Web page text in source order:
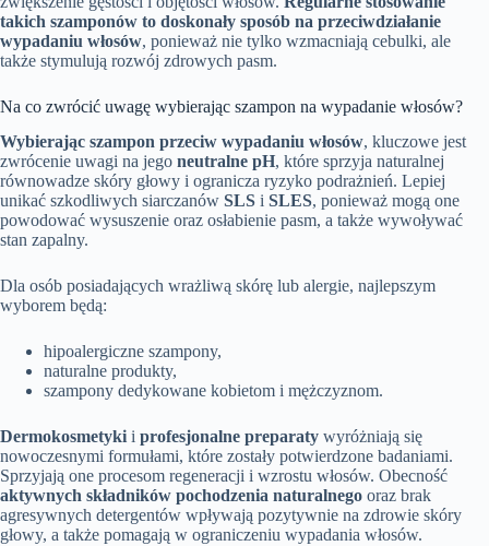
takich szamponów to doskonały sposób na przeciwdziałanie
wypadaniu włosów, ponieważ nie tylko wzmacniają cebulki, ale
także stymulują rozwój zdrowych pasm.
Na co zwrócić uwagę wybierając szampon na wypadanie włosów?
Wybierając szampon przeciw wypadaniu włosów, kluczowe jest
zwrócenie uwagi na jego neutralne pH, które sprzyja naturalnej
równowadze skóry głowy i ogranicza ryzyko podrażnień. Lepiej
unikać szkodliwych siarczanów SLS i SLES, ponieważ mogą one
powodować wysuszenie oraz osłabienie pasm, a także wywoływać
stan zapalny.
Dla osób posiadających wrażliwą skórę lub alergie, najlepszym
wyborem będą:
hipoalergiczne szampony,
naturalne produkty,
szampony dedykowane kobietom i mężczyznom.
Dermokosmetyki i profesjonalne preparaty wyróżniają się
nowoczesnymi formułami, które zostały potwierdzone badaniami.
Sprzyjają one procesom regeneracji i wzrostu włosów. Obecność
aktywnych składników pochodzenia naturalnego oraz brak
agresywnych detergentów wpływają pozytywnie na zdrowie skóry
głowy, a także pomagają w ograniczeniu wypadania włosów.